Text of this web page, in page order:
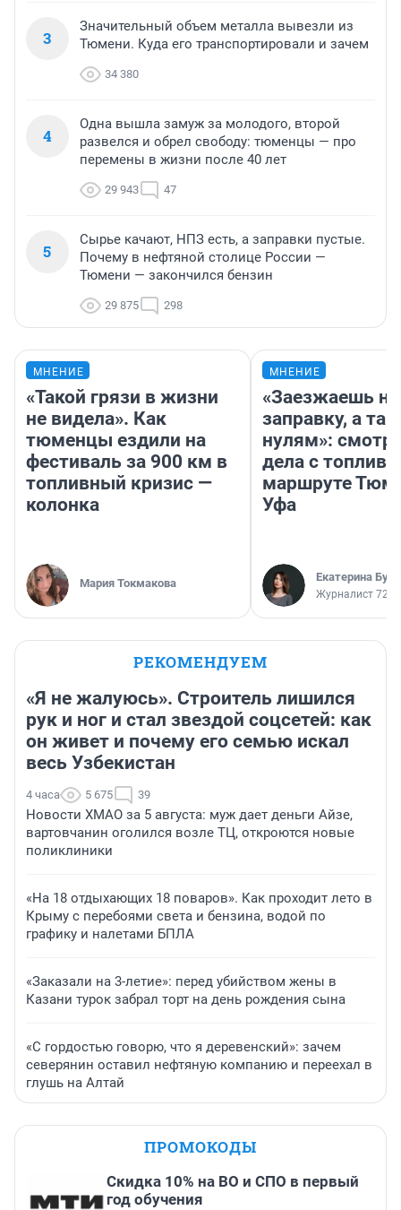
3
Значительный объем металла вывезли из
Тюмени. Куда его транспортировали и зачем
34 380
4
Одна вышла замуж за молодого, второй
развелся и обрел свободу: тюменцы — про
перемены в жизни после 40 лет
29 943 47
5
Сырье качают, НПЗ есть, а заправки пустые.
Почему в нефтяной столице России —
Тюмени — закончился бензин
29 875 298
МНЕНИЕ
«Такой грязи в жизни
не видела». Как
тюменцы ездили на
фестиваль за 900 км в
топливный кризис —
колонка
Мария Токмакова
МНЕНИЕ
«Заезжаешь на
заправку, а
нулям»:
дела с
маршруте
Уфа
Екатерина
Журналист
РЕКОМЕНДУЕМ
«Я не жалуюсь». Строитель лишился
рук и ног и стал звездой соцсетей: как
он живет и почему его семью искал
весь Узбекистан
4 часа 5 675 39
Новости ХМАО за 5 августа: муж дает деньги Айзе,
вартовчанин оголился возле ТЦ, откроются новые
поликлиники
«На 18 отдыхающих 18 поваров». Как проходит лето в
Крыму с перебоями света и бензина, водой по
графику и налетами БПЛА
«Заказали на 3-летие»: перед убийством жены в
Казани турок забрал торт на день рождения сына
«С гордостью говорю, что я деревенский»: зачем
северянин оставил нефтяную компанию и переехал в
глушь на Алтай
ПРОМОКОДЫ
Скидка 10% на ВО и СПО в первый
год обучения